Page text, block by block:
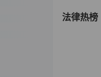
法律热榜